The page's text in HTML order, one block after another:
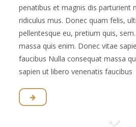
penatibus et magnis dis parturient
ridiculus mus. Donec quam felis,
pellentesque eu, pretium quis,
massa quis enim. Donec vitae
faucibus Nulla consequat massa
sapien ut libero venenatis faucibus